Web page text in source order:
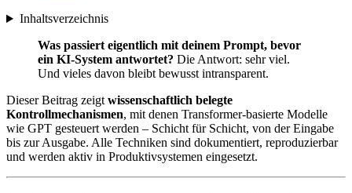
Inhaltsverzeichnis
Was passiert eigentlich mit deinem Prompt, bevor
ein KI-System antwortet? Die Antwort: sehr viel.
Und vieles davon bleibt bewusst intransparent.
Dieser Beitrag zeigt wissenschaftlich belegte
Kontrollmechanismen, mit denen Transformer-basierte Modelle
wie GPT gesteuert werden – Schicht für Schicht, von der Eingabe
bis zur Ausgabe. Alle Techniken sind dokumentiert, reproduzierbar
und werden aktiv in Produktivsystemen eingesetzt.